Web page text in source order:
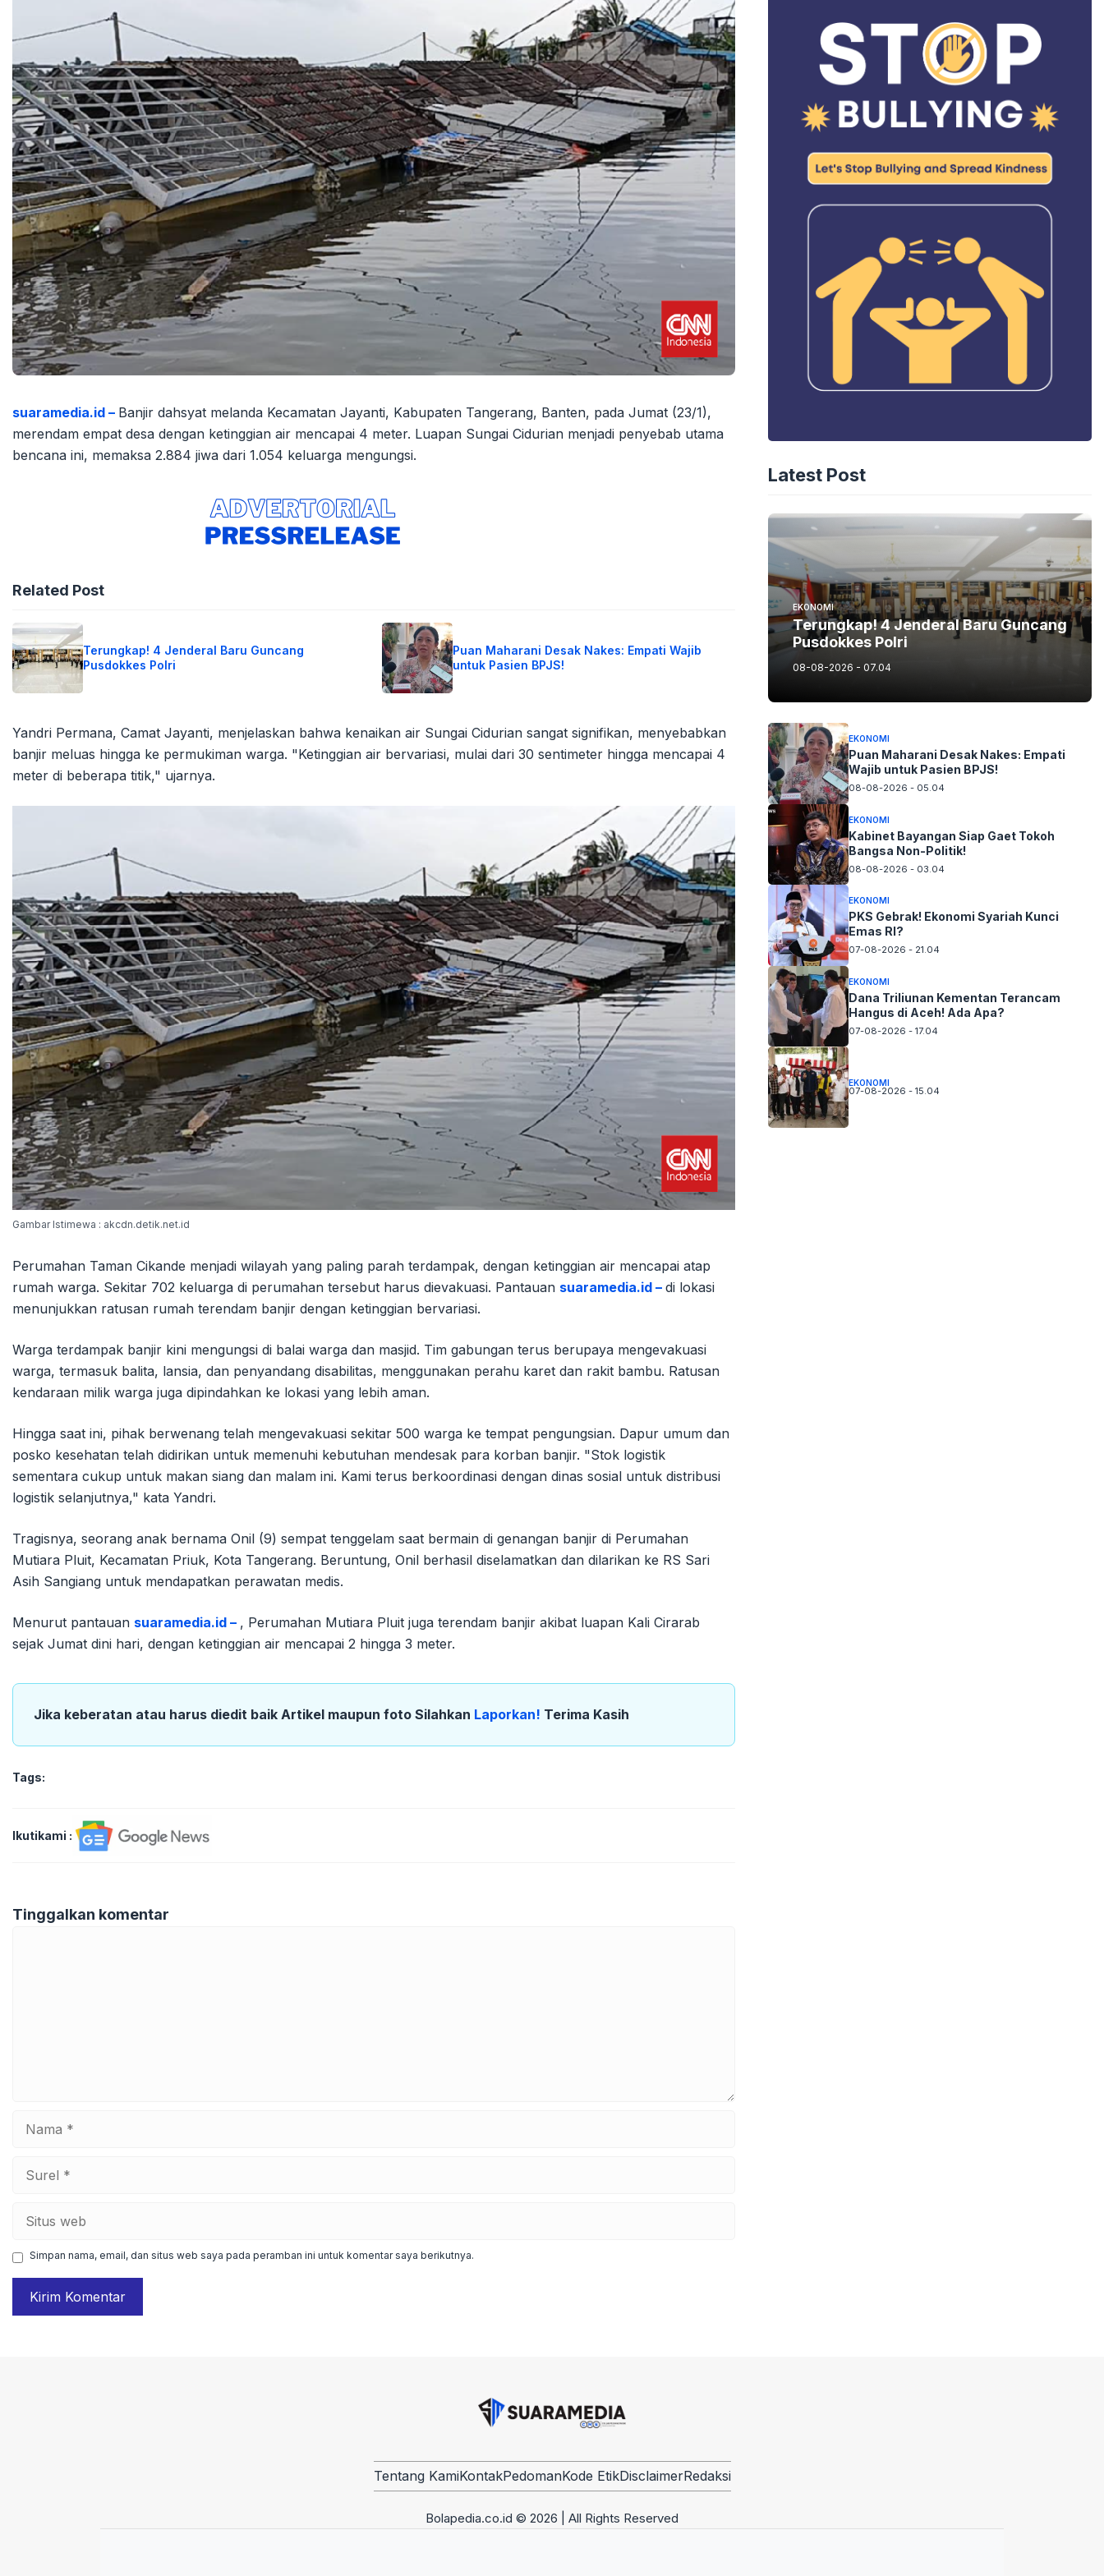
suaramedia.id – Banjir dahsyat melanda Kecamatan Jayanti, Kabupaten Tangerang, Banten, pada Jumat (23/1),
merendam empat desa dengan ketinggian air mencapai 4 meter. Luapan Sungai Cidurian menjadi penyebab utama
bencana ini, memaksa 2.884 jiwa dari 1.054 keluarga mengungsi.
Related Post
Terungkap! 4 Jenderal Baru Guncang
Pusdokkes Polri
Puan Maharani Desak Nakes: Empati Wajib
untuk Pasien BPJS!
Yandri Permana, Camat Jayanti, menjelaskan bahwa kenaikan air Sungai Cidurian sangat signifikan, menyebabkan
banjir meluas hingga ke permukiman warga. "Ketinggian air bervariasi, mulai dari 30 sentimeter hingga mencapai 4
meter di beberapa titik," ujarnya.
Gambar Istimewa : akcdn.detik.net.id
Perumahan Taman Cikande menjadi wilayah yang paling parah terdampak, dengan ketinggian air mencapai atap
rumah warga. Sekitar 702 keluarga di perumahan tersebut harus dievakuasi. Pantauan suaramedia.id – di lokasi
menunjukkan ratusan rumah terendam banjir dengan ketinggian bervariasi.
Warga terdampak banjir kini mengungsi di balai warga dan masjid. Tim gabungan terus berupaya mengevakuasi
warga, termasuk balita, lansia, dan penyandang disabilitas, menggunakan perahu karet dan rakit bambu. Ratusan
kendaraan milik warga juga dipindahkan ke lokasi yang lebih aman.
Hingga saat ini, pihak berwenang telah mengevakuasi sekitar 500 warga ke tempat pengungsian. Dapur umum dan
posko kesehatan telah didirikan untuk memenuhi kebutuhan mendesak para korban banjir. "Stok logistik
sementara cukup untuk makan siang dan malam ini. Kami terus berkoordinasi dengan dinas sosial untuk distribusi
logistik selanjutnya," kata Yandri.
Tragisnya, seorang anak bernama Onil (9) sempat tenggelam saat bermain di genangan banjir di Perumahan
Mutiara Pluit, Kecamatan Priuk, Kota Tangerang. Beruntung, Onil berhasil diselamatkan dan dilarikan ke RS Sari
Asih Sangiang untuk mendapatkan perawatan medis.
Menurut pantauan suaramedia.id – , Perumahan Mutiara Pluit juga terendam banjir akibat luapan Kali Cirarab
sejak Jumat dini hari, dengan ketinggian air mencapai 2 hingga 3 meter.
Jika keberatan atau harus diedit baik Artikel maupun foto Silahkan Laporkan! Terima Kasih
Tags:
Ikutikami :
Tinggalkan komentar
web
Simpan nama, email, dan situs web saya pada peramban ini untuk komentar saya berikutnya.
Latest Post
EKONOMI
Terungkap! 4 Jenderal Baru Guncang
Pusdokkes Polri
08-08-2026 - 07.04
EKONOMI
Puan Maharani Desak Nakes: Empati
Wajib untuk Pasien BPJS!
08-08-2026 - 05.04
EKONOMI
Kabinet Bayangan Siap Gaet Tokoh
Bangsa Non-Politik!
08-08-2026 - 03.04
EKONOMI
PKS Gebrak! Ekonomi Syariah Kunci
Emas RI?
07-08-2026 - 21.04
EKONOMI
Dana Triliunan Kementan Terancam
Hangus di Aceh! Ada Apa?
07-08-2026 - 17.04
EKONOMI
07-08-2026 - 15.04
Tentang KamiKontakPedomanKode EtikDisclaimerRedaksi
Bolapedia.co.id © 2026 | All Rights Reserved